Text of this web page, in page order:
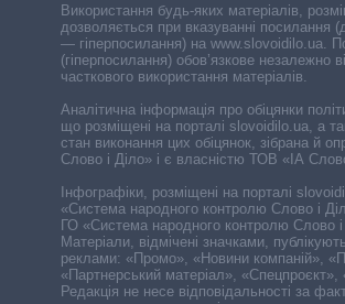
Використання будь-яких матеріалів,
дозволяється при вказуванні посилання
— гіперпосилання) на www.slovoidilo.ua.
(гіперпосилання) обов’язкове незалежно
часткового використання матеріалів.
Аналітична інформація про обіцянки
що розміщені на порталі slovoidilo.ua, а
стан виконання цих обіцянок, зібрана й
Слово і Діло» і є власністю ТОВ «ІА
Інфографіки, розміщені на порталі
«Система народного контролю Слово і
ГО «Система народного контролю Слово і
Матеріали, відмічені значками,
реклами: «Промо», «Новини компаній»,
«Партнерський матеріал», «Спецпроєкт»,
Редакція не несе відповідальності за